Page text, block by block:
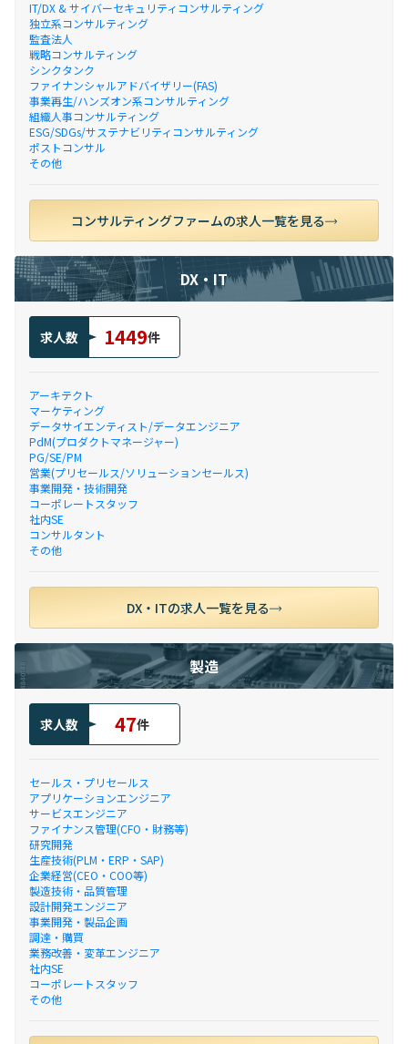
IT/DX & サイバーセキュリティコンサルティング
独立系コンサルティング
監査法人
戦略コンサルティング
シンクタンク
ファイナンシャルアドバイザリー(FAS)
事業再生/ハンズオン系コンサルティング
組織人事コンサルティング
ESG/SDGs/サステナビリティコンサルティング
ポストコンサル
その他
コンサルティングファームの求人一覧を見る
DX・IT
求人数 1449件
アーキテクト
マーケティング
データサイエンティスト/データエンジニア
PdM(プロダクトマネージャー)
PG/SE/PM
営業(プリセールス/ソリューションセールス)
事業開発・技術開発
コーポレートスタッフ
社内SE
コンサルタント
その他
DX・ITの求人一覧を見る
製造
求人数 47件
セールス・プリセールス
アプリケーションエンジニア
サービスエンジニア
ファイナンス管理(CFO・財務等)
研究開発
生産技術(PLM・ERP・SAP)
企業経営(CEO・COO等)
製造技術・品質管理
設計開発エンジニア
事業開発・製品企画
調達・購買
業務改善・変革エンジニア
社内SE
コーポレートスタッフ
その他